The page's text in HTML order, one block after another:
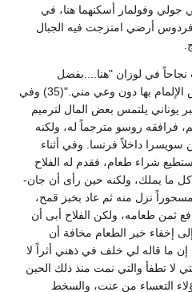
جولي وفولمار أسكنهما هنا، في
أرضي امتزجت فيه الجبال
في لوزان "هنا....بفضل
تدريسي للموسيقى اكتسبت بعض الإلمام بها دون وعي مني."(35) وفي
يوناني يلتمس بعض المال لترميم
فرافقه روسو مترجماً له، ولكنه
داخلاً فرنسا. وفي أثناء
شراء طعام، فقدم له الفلاح
كل ما يملك، ولكنه حين رأى أن جان-
نزل منه ثم عاد بخبز قمح،
ثمن طعامه، ولكن الفلاح أبى أن
إخفاء خير الطعام مخافة أن
ما قاله لي خلف في ذهني أثراً لا
لا تطفأ والتي نمت منذ ذلك الحين
التعساء من عنت، والسخط